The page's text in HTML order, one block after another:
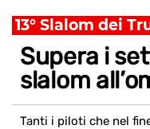
13° Slalom dei
Supera i
slalom
Tanti i piloti che nel